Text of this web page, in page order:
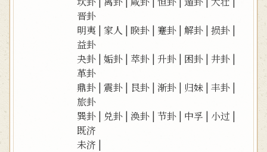
晋卦
明夷 |家人 |睽卦 | 蹇卦 |解卦 |损卦 |
益卦
夬卦 |姤卦 | 萃卦 |升卦 | 困卦 |井卦 |
革卦
鼎卦 |震卦 | 艮卦 |渐卦 | 归妹 |丰卦 |
旅卦
巽卦 | 兑卦 |涣卦 |节卦 | 中孚 | 小过 |
既济
未济 |